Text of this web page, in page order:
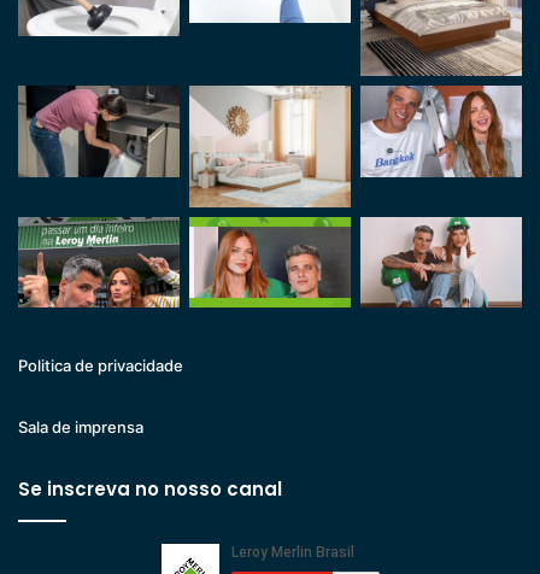
Politica de privacidade
Sala de imprensa
Se inscreva no nosso canal